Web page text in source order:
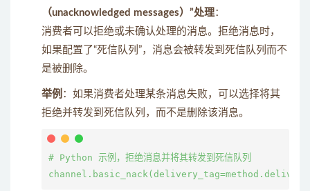
（unacknowledged messages）”处理：
消费者可以拒绝或未确认处理的消息。拒绝消息时，
如果配置了“死信队列”，消息会被转发到死信队列而不
是被删除。
举例 ：如果消费者处理某条消息失败，可以选择将其
拒绝并转发到死信队列，而不是删除该消息。
# Python 示例，拒绝消息并将其转发到死信队列